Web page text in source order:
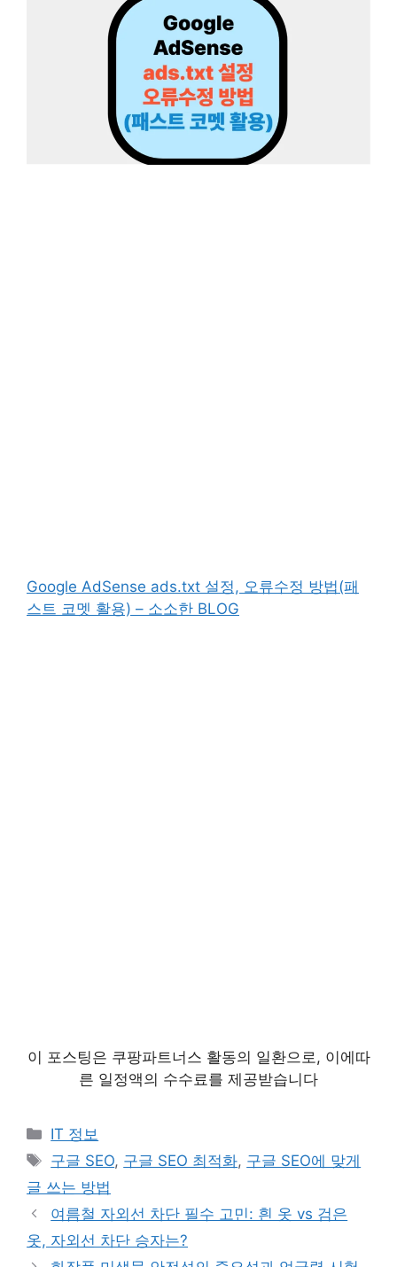
Google AdSense ads.txt 설정, 오류수정 방법(패
스트 코멧 활용) – 소소한 BLOG
이 포스팅은 쿠팡파트너스 활동의 일환으로, 이에따
른 일정액의 수수료를 제공받습니다
카
테
리
IT 정보
태
그
구글 SEO, 구글 SEO 최적화, 구글 SEO에 맞게
글 쓰는 방법
여름철 자외선 차단 필수 고민: 흰 옷 vs 검은
옷, 자외선 차단 승자는?